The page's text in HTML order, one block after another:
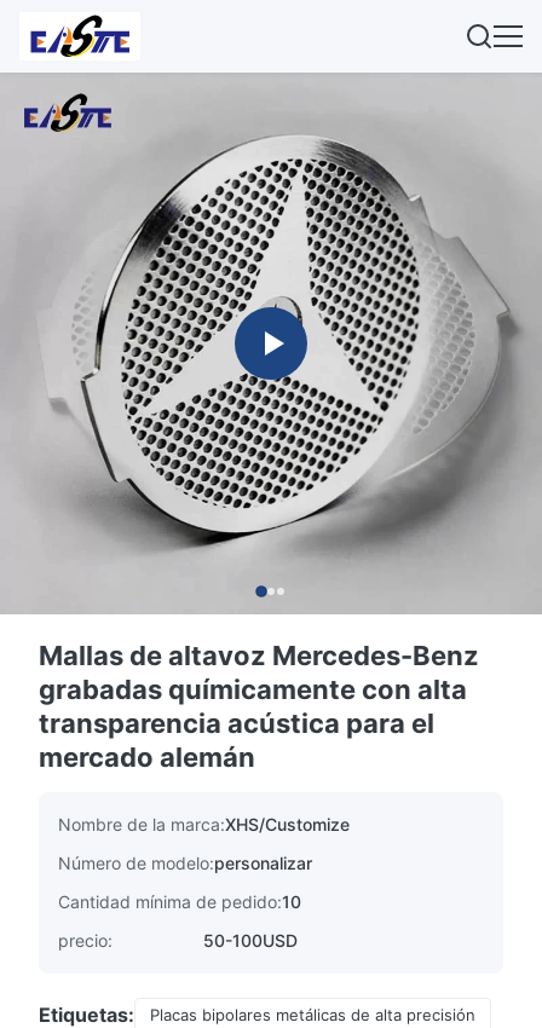
Mallas de altavoz Mercedes-Benz
grabadas químicamente con alta
transparencia acústica para el
mercado alemán
Nombre de la marca:XHS/Customize
Número de modelo:personalizar
Cantidad mínima de pedido:10
precio:
50-100USD
Etiquetas:
Placas bipolares metálicas de alta precisión